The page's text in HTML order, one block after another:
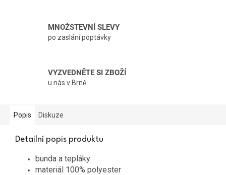
MNOŽSTEVNÍ SLEVY
po zaslání poptávky
VYZVEDNĚTE SI ZBOŽÍ
u nás v Brně
Popis Diskuze
Detailní popis produktu
bunda a tepláky
materiál 100% polyester